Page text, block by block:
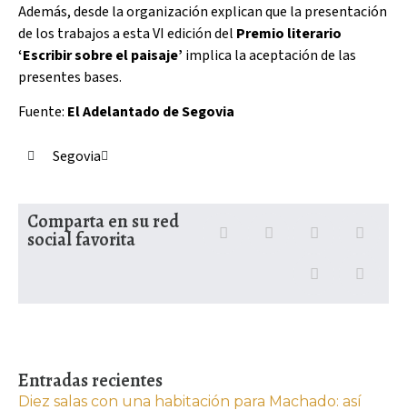
Además, desde la organización explican que la presentación
de los trabajos a esta VI edición del Premio literario
‘Escribir sobre el paisaje’ implica la aceptación de las
presentes bases.
Fuente: El Adelantado de Segovia
Segovia
Comparta en su red
social favorita
Entradas recientes
Diez salas con una habitación para Machado: así